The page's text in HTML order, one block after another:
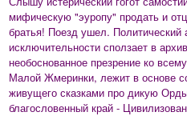
мифическую "эуропу" продать и
братья! Поезд ушел. Политический
исключительности сползает в
необоснованное презрение ко
Малой Жмеринки, лежит в основе
живущего сказками про дикую
благословенный край -